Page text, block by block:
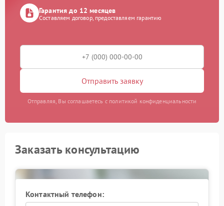
Гарантия до 12 месяцев
Составляем договор, предоставляем гарантию
Отправить заявку
Отправляя, Вы соглашаетесь с политикой конфиденциальности
Заказать консультацию
Контактный телефон: